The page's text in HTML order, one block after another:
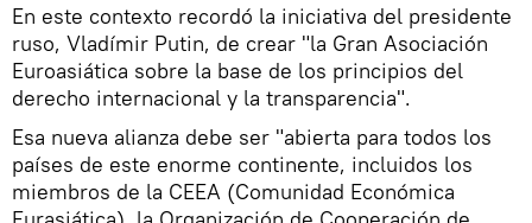
En este contexto recordó la iniciativa del presidente
ruso, Vladímir Putin, de crear "la Gran Asociación
Euroasiática sobre la base de los principios del
derecho internacional y la transparencia".
Esa nueva alianza debe ser "abierta para todos los
países de este enorme continente, incluidos los
miembros de la CEEA (Comunidad Económica